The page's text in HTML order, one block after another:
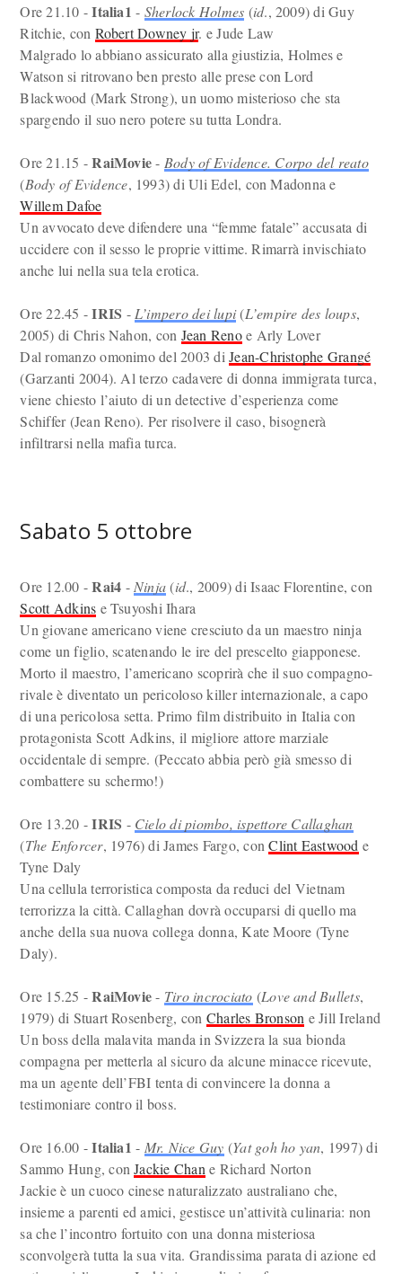
Ore 21.10 -Italia1 - Sherlock Holmes (id., 2009) di Guy
Ritchie, con Robert Downey jr. e Jude Law
Malgrado lo abbiano assicurato alla giustizia, Holmes e
Watson si ritrovano ben presto alle prese con Lord
Blackwood (Mark Strong), un uomo misterioso che sta
spargendo il suo nero potere su tutta Londra.
Ore 21.15 -RaiMovie- Body of Evidence. Corpo del reato
(Body of Evidence, 1993) di Uli Edel, con Madonna e
Willem Dafoe
Un avvocato deve difendere una “femme fatale” accusata di
uccidere con il sesso le proprie vittime. Rimarrà invischiato
anche lui nella sua tela erotica.
Ore 22.45 -IRIS - L’impero dei lupi(L’empire des loups,
2005) di Chris Nahon, con Jean Renoe Arly Lover
Dal romanzo omonimo del 2003 diJean-Christophe Grangé
(Garzanti 2004). Al terzo cadavere di donna immigrata turca,
viene chiesto l’aiuto di un detective d’esperienza come
Schiffer (Jean Reno). Per risolvere il caso, bisognerà
infiltrarsi nella mafia turca.
Sabato 5 ottobre
Ore 12.00 -Rai4 - Ninja(id., 2009) di Isaac Florentine, con
Scott Adkins e Tsuyoshi Ihara
Un giovane americano viene cresciuto da un maestro ninja
come un figlio, scatenando le ire del prescelto giapponese.
Morto il maestro, l’americano scoprirà che il suo compagno-
rivale è diventato un pericoloso killer internazionale, a capo
di una pericolosa setta. Primo film distribuito in Italia con
protagonista Scott Adkins, il migliore attore marziale
occidentale di sempre. (Peccato abbia però già smesso di
combattere su schermo!)
Ore 13.20 -IRIS - Cielo di piombo, ispettore Callaghan
(The Enforcer, 1976) di James Fargo, conClint Eastwood e
Tyne Daly
Una cellula terroristica composta da reduci del Vietnam
terrorizza la città. Callaghan dovrà occuparsi di quello ma
anche della sua nuova collega donna, Kate Moore (Tyne
Daly).
Ore 15.25 -RaiMovie- Tiro incrociato (Love and Bullets,
1979) di Stuart Rosenberg, con Charles Bronson e Jill Ireland
Un boss della malavita manda in Svizzera la sua bionda
compagna per metterla al sicuro da alcune minacce ricevute,
ma un agente dell’FBI tenta di convincere la donna a
testimoniare contro il boss.
Ore 16.00 -Italia1 - Mr. Nice Guy (Yat goh ho yan, 1997) di
Sammo Hung, conJackie Chan e Richard Norton
Jackie è un cuoco cinese naturalizzato australiano che,
insieme a parenti ed amici, gestisce un’attività culinaria: non
sa che l’incontro fortuito con una donna misteriosa
sconvolgerà tutta la sua vita. Grandissima parata di azione ed